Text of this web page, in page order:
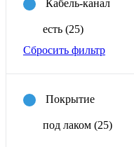
Кабель-канал
есть (25)
Сбросить фильтр
Покрытие
под лаком (25)